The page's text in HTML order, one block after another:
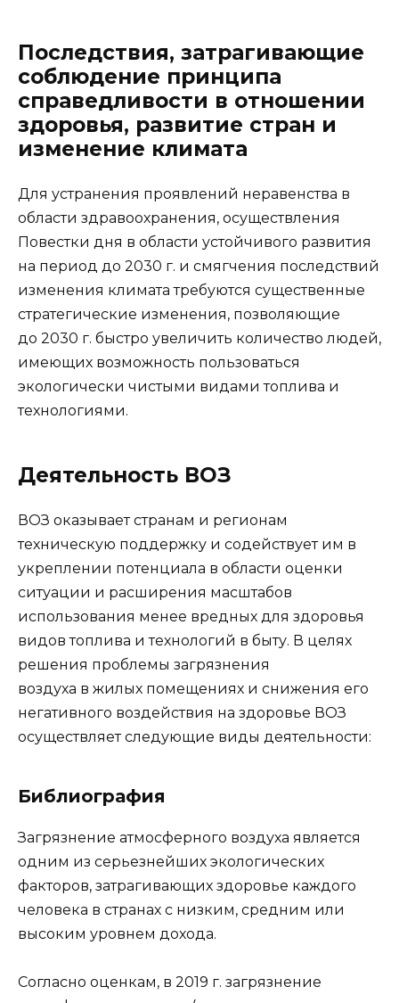
Последствия, затрагивающие
соблюдение принципа
справедливости в отношении
здоровья, развитие стран и
изменение климата
Для устранения проявлений неравенства в
области здравоохранения, осуществления
Повестки дня в области устойчивого развития
на период до 2030 г. и смягчения последствий
изменения климата требуются существенные
стратегические изменения, позволяющие
до 2030 г. быстро увеличить количество людей,
имеющих возможность пользоваться
экологически чистыми видами топлива и
технологиями.
Деятельность ВОЗ
ВОЗ оказывает странам и регионам
техническую поддержку и содействует им в
укреплении потенциала в области оценки
ситуации и расширения масштабов
использования менее вредных для здоровья
видов топлива и технологий в быту. В целях
решения проблемы загрязнения
воздуха в жилых помещениях и снижения его
негативного воздействия на здоровье ВОЗ
осуществляет следующие виды деятельности:
Библиография
Загрязнение атмосферного воздуха является
одним из серьезнейших экологических
факторов, затрагивающих здоровье каждого
человека в странах с низким, средним или
высоким уровнем дохода.
Согласно оценкам, в 2019 г. загрязнение